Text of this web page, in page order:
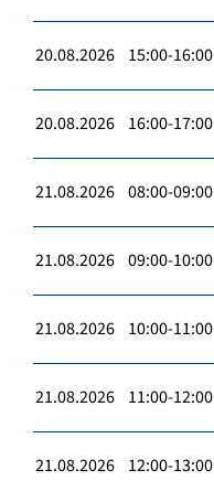
20.08.2026 15:00-16:00
20.08.2026 16:00-17:00
21.08.2026 08:00-09:00
21.08.2026 09:00-10:00
21.08.2026 10:00-11:00
21.08.2026 11:00-12:00
21.08.2026 12:00-13:00